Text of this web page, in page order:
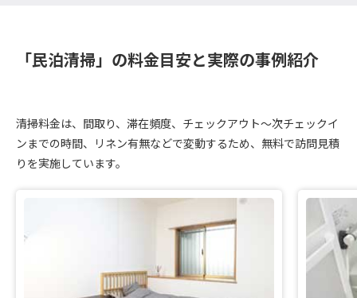
「民泊清掃」の料金目安と実際の事例紹介
清掃料金は、間取り、滞在頻度、チェックアウト～次チェックイ
ンまでの時間、リネン有無などで変動するため、無料で訪問見積
りを実施しています。